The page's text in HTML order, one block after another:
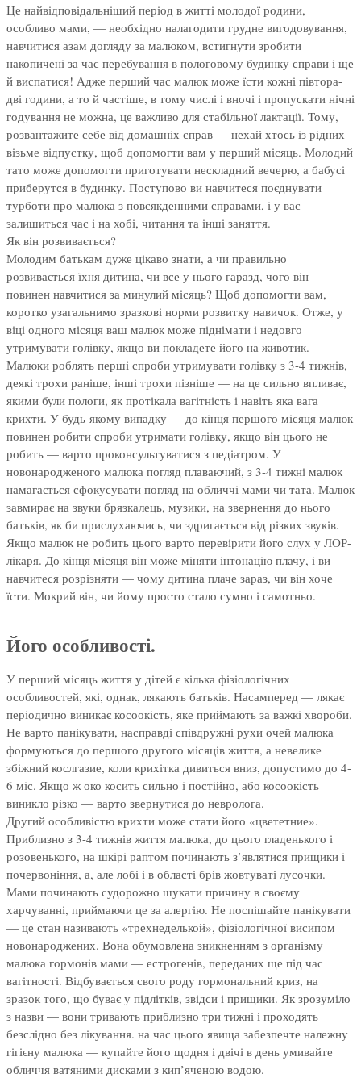
Це найвідповідальніший період в житті молодої родини,
особливо мами, — необхідно налагодити грудне вигодовування,
навчитися азам догляду за малюком, встигнути зробити
накопичені за час перебування в пологовому будинку справи і ще
й виспатися! Адже перший час малюк може їсти кожні півтора-
дві години, а то й частіше, в тому числі і вночі і пропускати нічні
годування не можна, це важливо для стабільної лактації. Тому,
розвантажите себе від домашніх справ — нехай хтось із рідних
візьме відпустку, щоб допомогти вам у перший місяць. Молодий
тато може допомогти приготувати нескладний вечерю, а бабусі
приберутся в будинку. Поступово ви навчитеся поєднувати
турботи про малюка з повсякденними справами, і у вас
залишиться час і на хобі, читання та інші заняття.
Як він розвивається?
Молодим батькам дуже цікаво знати, а чи правильно
розвивається їхня дитина, чи все у нього гаразд, чого він
повинен навчитися за минулий місяць? Щоб допомогти вам,
коротко узагальнимо зразкові норми розвитку навичок. Отже, у
віці одного місяця ваш малюк може піднімати і недовго
утримувати голівку, якщо ви покладете його на животик.
Малюки роблять перші спроби утримувати голівку з 3-4 тижнів,
деякі трохи раніше, інші трохи пізніше — на це сильно впливає,
якими були пологи, як протікала вагітність і навіть яка вага
крихти. У будь-якому випадку — до кінця першого місяця малюк
повинен робити спроби утримати голівку, якщо він цього не
робить — варто проконсультуватися з педіатром. У
новонародженого малюка погляд плаваючий, з 3-4 тижні малюк
намагається сфокусувати погляд на обличчі мами чи тата. Малюк
завмирає на звуки брязкалець, музики, на звернення до нього
батьків, як би прислухаючись, чи здригається від різких звуків.
Якщо малюк не робить цього варто перевірити його слух у ЛОР-
лікаря. До кінця місяця він може міняти інтонацію плачу, і ви
навчитеся розрізняти — чому дитина плаче зараз, чи він хоче
їсти. Мокрий він, чи йому просто стало сумно і самотньо.
Його особливості.
У перший місяць життя у дітей є кілька фізіологічних
особливостей, які, однак, лякають батьків. Насамперед — лякає
періодично виникає косоокість, яке приймають за важкі хвороби.
Не варто панікувати, насправді співдружні рухи очей малюка
формуються до першого другого місяців життя, а невелике
збіжний кослгазие, коли крихітка дивиться вниз, допустимо до 4-
6 міс. Якщо ж око косить сильно і постійно, або косоокість
виникло різко — варто звернутися до невролога.
Другий особливістю крихти може стати його «цвететние».
Приблизно з 3-4 тижнів життя малюка, до цього гладенького і
розовенького, на шкірі раптом починають з’являтися прищики і
почервоніння, а, але лобі і в області брів жовтуваті лусочки.
Мами починають судорожно шукати причину в своєму
харчуванні, приймаючи це за алергію. Не поспішайте панікувати
— це стан називають «трехнеделькой», фізіологічної висипом
новонароджених. Вона обумовлена зникненням з організму
малюка гормонів мами — естрогенів, переданих ще під час
вагітності. Відбувається свого роду гормональний криз, на
зразок того, що буває у підлітків, звідси і прищики. Як зрозуміло
з назви — вони тривають приблизно три тижні і проходять
безслідно без лікування. на час цього явища забезпечте належну
гігієну малюка — купайте його щодня і двічі в день умивайте
обличчя ватяними дисками з кип’яченою водою.